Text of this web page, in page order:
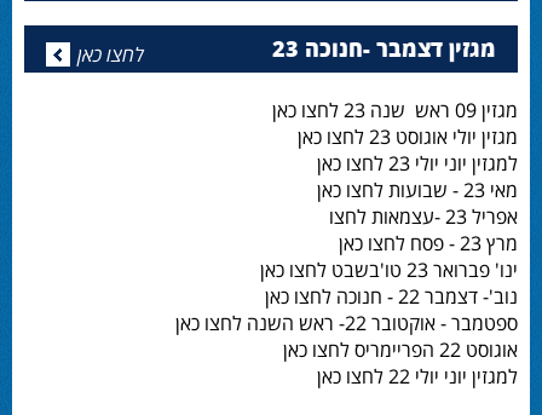
מגזין דצמבר -חנוכה 23 לחצו כאן
מגזין 09 ראש שנה 23 לחצו כאן
מגזין יולי אוגוסט 23 לחצו כאן
למגזין יוני יולי 23 לחצו כאן
מאי 23 - שבועות לחצו כאן
אפריל 23 -עצמאות לחצו
מרץ 23 - פסח לחצו כאן
ינו' פברואר 23 טו'בשבט לחצו כאן
נוב'- דצמבר 22 - חנוכה לחצו כאן
ספטמבר - אוקטובר 22- ראש השנה לחצו כאן
אוגוסט 22 הפריימריס לחצו כאן
למגזין יוני יולי 22 לחצו כאן